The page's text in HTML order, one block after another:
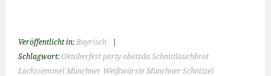
Veröffentlicht in:Bayrisch
Schlagwort:Oktoberfest party obatzda Schnittlauchbrot
Lachssemmel Münchner Weißwürste Münchner Schnitzel